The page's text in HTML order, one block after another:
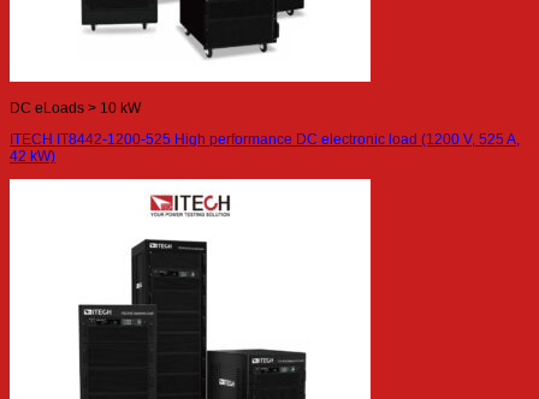
DC eLoads > 10 kW
ITECH IT8442-1200-525 High performance DC electronic load (1200 V, 525 A,
42 kW)